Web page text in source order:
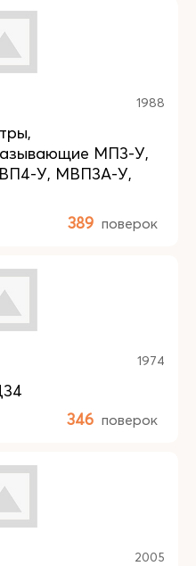
1988
МП3-У,
У, МВП3А-У,
389 поверок
1974
346 поверок
2005